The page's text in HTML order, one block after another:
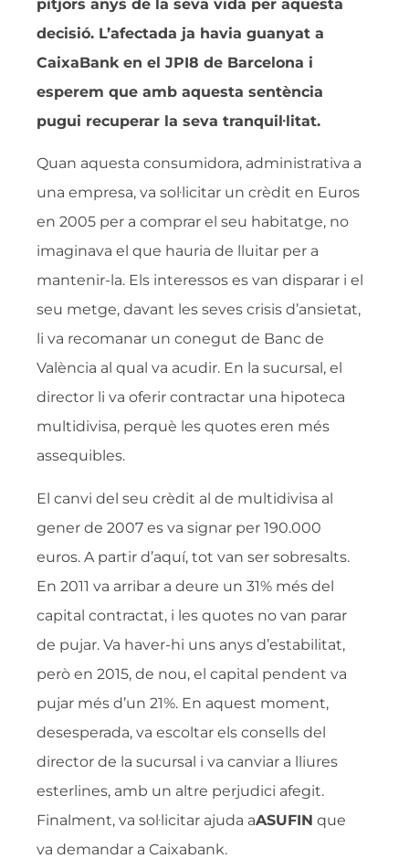
pitjors anys de la seva vida per aquesta
decisió. L’afectada ja havia guanyat a
CaixaBank en el JPI8 de Barcelona i
esperem que amb aquesta sentència
pugui recuperar la seva tranquil·litat.
Quan aquesta consumidora, administrativa a
una empresa, va sol·licitar un crèdit en Euros
en 2005 per a comprar el seu habitatge, no
imaginava el que hauria de lluitar per a
mantenir-la. Els interessos es van disparar i el
seu metge, davant les seves crisis d’ansietat,
li va recomanar un conegut de Banc de
València al qual va acudir. En la sucursal, el
director li va oferir contractar una hipoteca
multidivisa, perquè les quotes eren més
assequibles.
El canvi del seu crèdit al de multidivisa al
gener de 2007 es va signar per 190.000
euros. A partir d’aquí, tot van ser sobresalts.
En 2011 va arribar a deure un 31% més del
capital contractat, i les quotes no van parar
de pujar. Va haver-hi uns anys d’estabilitat,
però en 2015, de nou, el capital pendent va
pujar més d’un 21%. En aquest moment,
desesperada, va escoltar els consells del
director de la sucursal i va canviar a lliures
esterlines, amb un altre perjudici afegit.
Finalment, va sol·licitar ajuda aASUFIN que
va demandar a Caixabank.